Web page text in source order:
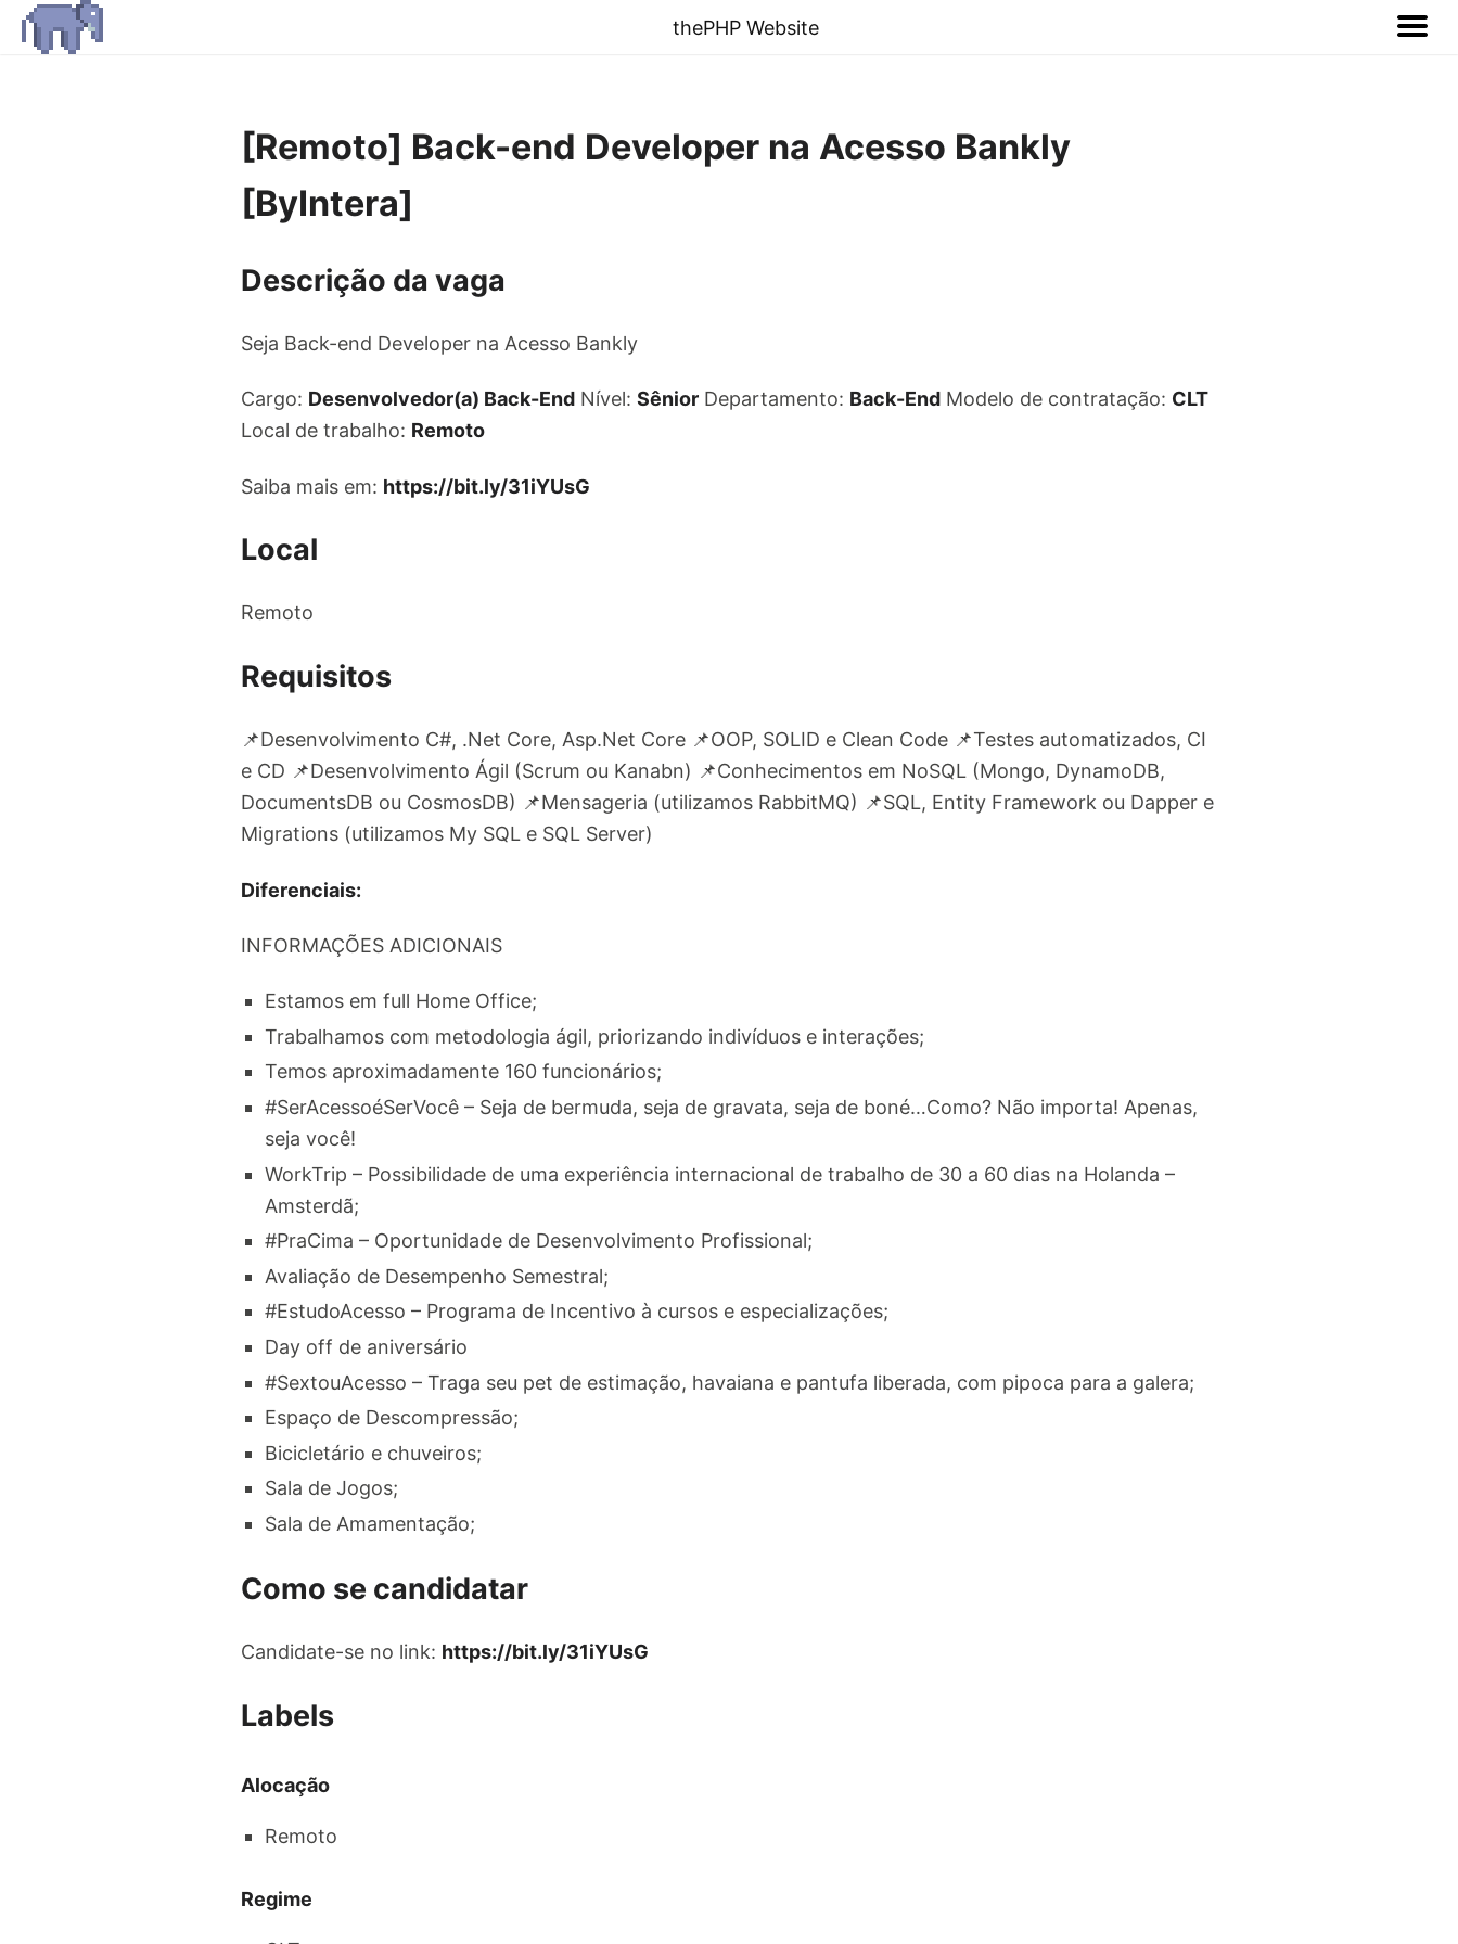
thePHP Website
[Remoto] Back-end Developer na Acesso Bankly
[ByIntera]
Descrição da vaga
Seja Back-end Developer na Acesso Bankly
Cargo: Desenvolvedor(a) Back-End Nível: Sênior Departamento: Back-End Modelo de contratação: CLT
Local de trabalho: Remoto
Saiba mais em: https://bit.ly/31iYUsG
Local
Remoto
Requisitos
📌Desenvolvimento C#, .Net Core, Asp.Net Core 📌OOP, SOLID e Clean Code 📌Testes automatizados, CI
e CD 📌Desenvolvimento Ágil (Scrum ou Kanabn) 📌Conhecimentos em NoSQL (Mongo, DynamoDB,
DocumentsDB ou CosmosDB) 📌Mensageria (utilizamos RabbitMQ) 📌SQL, Entity Framework ou Dapper e
Migrations (utilizamos My SQL e SQL Server)
Diferenciais:
INFORMAÇÕES ADICIONAIS
Estamos em full Home Office;
Trabalhamos com metodologia ágil, priorizando indivíduos e interações;
Temos aproximadamente 160 funcionários;
#SerAcessoéSerVocê – Seja de bermuda, seja de gravata, seja de boné…Como? Não importa! Apenas,
seja você!
WorkTrip – Possibilidade de uma experiência internacional de trabalho de 30 a 60 dias na Holanda –
Amsterdã;
#PraCima – Oportunidade de Desenvolvimento Profissional;
Avaliação de Desempenho Semestral;
#EstudoAcesso – Programa de Incentivo à cursos e especializações;
Day off de aniversário
#SextouAcesso – Traga seu pet de estimação, havaiana e pantufa liberada, com pipoca para a galera;
Espaço de Descompressão;
Bicicletário e chuveiros;
Sala de Jogos;
Sala de Amamentação;
Como se candidatar
Candidate-se no link: https://bit.ly/31iYUsG
Labels
Alocação
Remoto
Regime